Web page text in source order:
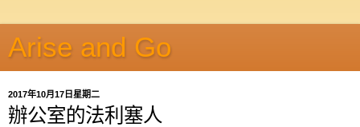
Arise and Go
2017年10月17日星期二
辦公室的法利塞人